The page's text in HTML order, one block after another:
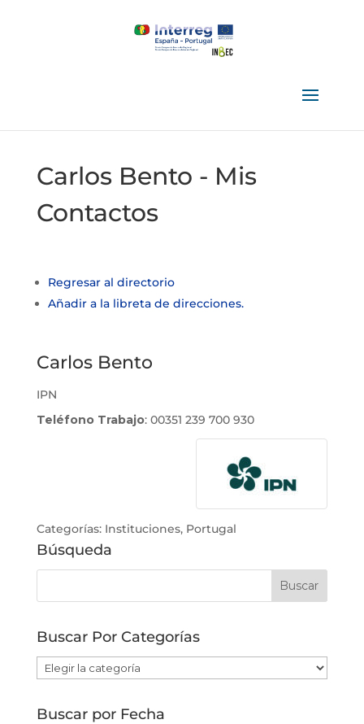
Carlos Bento - Mis
Contactos
Regresar al directorio
Añadir a la libreta de direcciones.
Carlos Bento
IPN
Teléfono Trabajo: 00351 239 700 930
Categorías: Instituciones, Portugal
Búsqueda
Buscar Por Categorías
Buscar
Categorías
Buscar por Fecha